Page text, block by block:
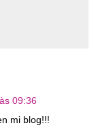
09:36
mi blog!!!